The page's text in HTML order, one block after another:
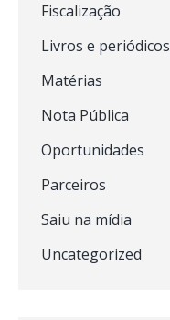
Fiscalização
Livros e periódicos
Matérias
Nota Pública
Oportunidades
Parceiros
Saiu na mídia
Uncategorized